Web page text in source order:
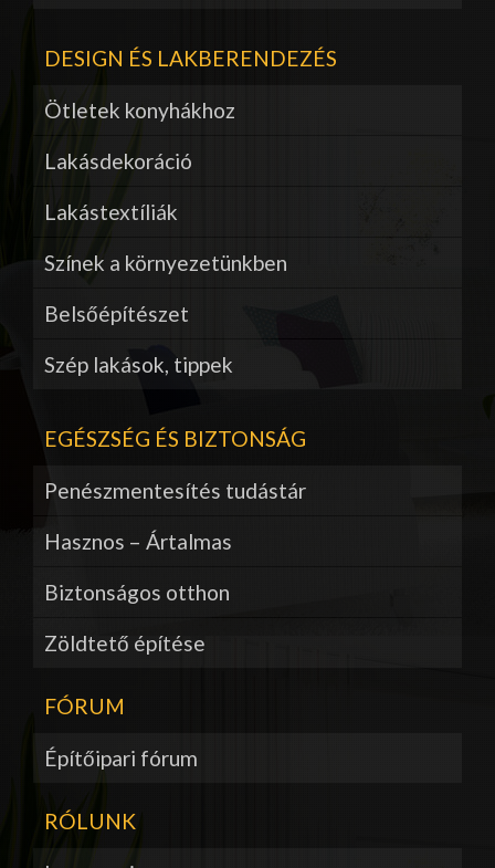
DESIGN ÉS LAKBERENDEZÉS
Ötletek konyhákhoz
Lakásdekoráció
Lakástextíliák
Színek a környezetünkben
Belsőépítészet
Szép lakások, tippek
EGÉSZSÉG ÉS BIZTONSÁG
Penészmentesítés tudástár
Hasznos – Ártalmas
Biztonságos otthon
Zöldtető építése
FÓRUM
Építőipari fórum
RÓLUNK